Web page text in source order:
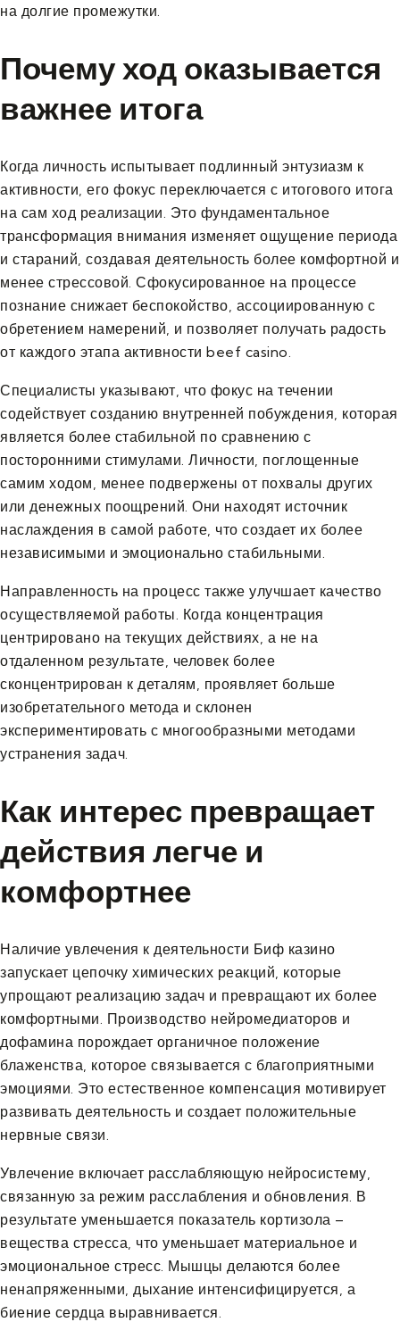
на долгие промежутки.
Почему ход оказывается
важнее итога
Когда личность испытывает подлинный энтузиазм к
активности, его фокус переключается с итогового итога
на сам ход реализации. Это фундаментальное
трансформация внимания изменяет ощущение периода
и стараний, создавая деятельность более комфортной и
менее стрессовой. Сфокусированное на процессе
познание снижает беспокойство, ассоциированную с
обретением намерений, и позволяет получать радость
от каждого этапа активности beef casino.
Специалисты указывают, что фокус на течении
содействует созданию внутренней побуждения, которая
является более стабильной по сравнению с
посторонними стимулами. Личности, поглощенные
самим ходом, менее подвержены от похвалы других
или денежных поощрений. Они находят источник
наслаждения в самой работе, что создает их более
независимыми и эмоционально стабильными.
Направленность на процесс также улучшает качество
осуществляемой работы. Когда концентрация
центрировано на текущих действиях, а не на
отдаленном результате, человек более
сконцентрирован к деталям, проявляет больше
изобретательного метода и склонен
экспериментировать с многообразными методами
устранения задач.
Как интерес превращает
действия легче и
комфортнее
Наличие увлечения к деятельности Биф казино
запускает цепочку химических реакций, которые
упрощают реализацию задач и превращают их более
комфортными. Производство нейромедиаторов и
дофамина порождает органичное положение
блаженства, которое связывается с благоприятными
эмоциями. Это естественное компенсация мотивирует
развивать деятельность и создает положительные
нервные связи.
Увлечение включает расслабляющую нейросистему,
связанную за режим расслабления и обновления. В
результате уменьшается показатель кортизола –
вещества стресса, что уменьшает материальное и
эмоциональное стресс. Мышцы делаются более
ненапряженными, дыхание интенсифицируется, а
биение сердца выравнивается.